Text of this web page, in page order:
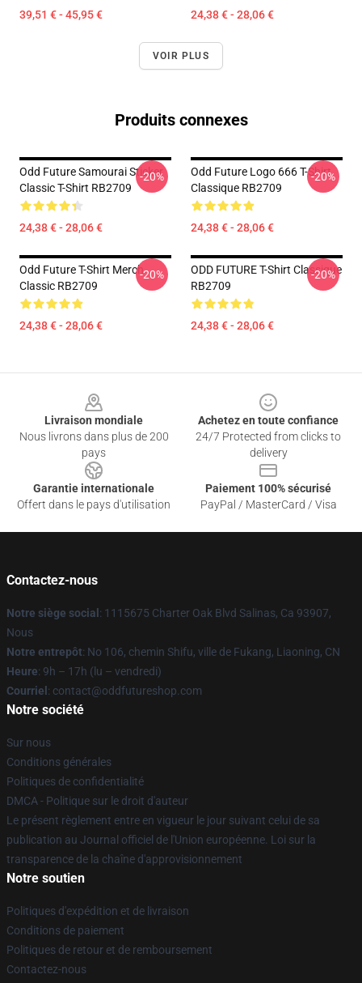
39,51 € - 45,95 € 24,38 € - 28,06 €
VOIR PLUS
Produits connexes
Odd Future Samourai Sticker
Classic T-Shirt RB2709
24,38 € - 28,06 €
-20%
Odd Future Logo 666 T-Shirt
Classique RB2709
24,38 € - 28,06 €
-20%
Odd Future T-Shirt Merch
Classic RB2709
24,38 € - 28,06 €
-20%
ODD FUTURE T-Shirt Classique
RB2709
24,38 € - 28,06 €
-20%
Livraison mondiale
Nous livrons dans plus de 200
pays
Achetez en toute confiance
24/7 Protected from clicks to
delivery
Garantie internationale
Offert dans le pays d'utilisation
Paiement 100% sécurisé
PayPal / MasterCard / Visa
Contactez-nous
Notre siège social : 1115675 Charter Oak Blvd Salinas, Ca 93907,
Nous
Notre entrepôt: No 106, chemin Shifu, ville de Fukang, Liaoning, CN
Heure: 9h – 17h (lu – vendredi)
Courriel : contact@oddfutureshop.com
Notre société
Sur nous
Conditions générales
Politiques de confidentialité
DMCA - Politique sur le droit d'auteur
Le présent règlement entre en vigueur le jour suivant celui de sa
publication au Journal officiel de l'Union européenne. Loi sur la
transparence de la chaîne d'approvisionnement
Notre soutien
Politiques d'expédition et de livraison
Conditions de paiement
Politiques de retour et de remboursement
Contactez-nous